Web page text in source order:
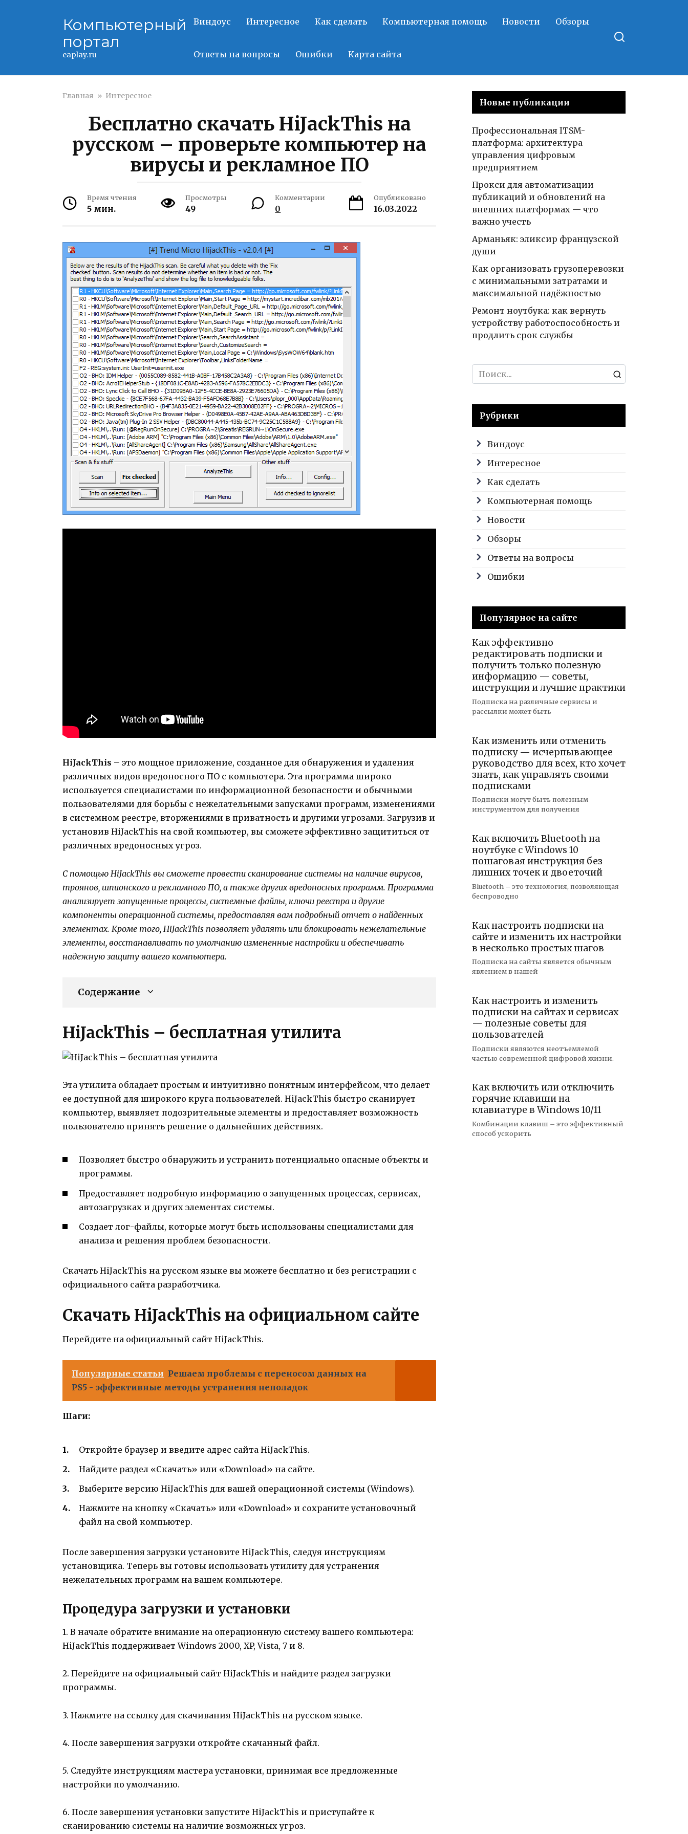
Компьютерный
портал
eaplay.ru
Виндоус Интересное Как сделать Компьютерная помощь Новости Обзоры
Ответы на вопросы Ошибки Карта сайта
Главная » Интересное
Бесплатно скачать HiJackThis на
русском – проверьте компьютер на
вирусы и рекламное ПО
Время чтения
5 мин.
Просмотры
49
Комментарии
0
Опубликовано
16.03.2022
HiJackThis – это мощное приложение, созданное для обнаружения и удаления
различных видов вредоносного ПО с компьютера. Эта программа широко
используется специалистами по информационной безопасности и обычными
пользователями для борьбы с нежелательными запусками программ, изменениями
в системном реестре, вторжениями в приватность и другими угрозами. Загрузив и
установив HiJackThis на свой компьютер, вы сможете эффективно защититься от
различных вредоносных угроз.
С помощью HiJackThis вы сможете провести сканирование системы на наличие вирусов,
троянов, шпионского и рекламного ПО, а также других вредоносных программ. Программа
анализирует запущенные процессы, системные файлы, ключи реестра и другие
компоненты операционной системы, предоставляя вам подробный отчет о найденных
элементах. Кроме того, HiJackThis позволяет удалять или блокировать нежелательные
элементы, восстанавливать по умолчанию измененные настройки и обеспечивать
надежную защиту вашего компьютера.
Содержание
HiJackThis – бесплатная утилита
Эта утилита обладает простым и интуитивно понятным интерфейсом, что делает
ее доступной для широкого круга пользователей. HiJackThis быстро сканирует
компьютер, выявляет подозрительные элементы и предоставляет возможность
пользователю принять решение о дальнейших действиях.
Позволяет быстро обнаружить и устранить потенциально опасные объекты и
программы.
Предоставляет подробную информацию о запущенных процессах, сервисах,
автозагрузках и других элементах системы.
Создает лог-файлы, которые могут быть использованы специалистами для
анализа и решения проблем безопасности.
Скачать HiJackThis на русском языке вы можете бесплатно и без регистрации с
официального сайта разработчика.
Скачать HiJackThis на официальном сайте
Перейдите на официальный сайт HiJackThis.
Популярные статьи Решаем проблемы с переносом данных на
PS5 - эффективные методы устранения неполадок
Шаги:
Откройте браузер и введите адрес сайта HiJackThis.
Найдите раздел «Скачать» или «Download» на сайте.
Выберите версию HiJackThis для вашей операционной системы (Windows).
Нажмите на кнопку «Скачать» или «Download» и сохраните установочный
файл на свой компьютер.
После завершения загрузки установите HiJackThis, следуя инструкциям
установщика. Теперь вы готовы использовать утилиту для устранения
нежелательных программ на вашем компьютере.
Процедура загрузки и установки
1. В начале обратите внимание на операционную систему вашего компьютера:
HiJackThis поддерживает Windows 2000, XP, Vista, 7 и 8.
2. Перейдите на официальный сайт HiJackThis и найдите раздел загрузки
программы.
3. Нажмите на ссылку для скачивания HiJackThis на русском языке.
4. После завершения загрузки откройте скачанный файл.
5. Следуйте инструкциям мастера установки, принимая все предложенные
настройки по умолчанию.
6. После завершения установки запустите HiJackThis и приступайте к
сканированию системы на наличие возможных угроз.
Новые публикации
Профессиональная ITSM-
платформа: архитектура
управления цифровым
предприятием
Прокси для автоматизации
публикаций и обновлений на
внешних платформах — что
важно учесть
Арманьяк: эликсир французской
души
Как организовать грузоперевозки
с минимальными затратами и
максимальной надёжностью
Ремонт ноутбука: как вернуть
устройству работоспособность и
продлить срок службы
Search
for:
Рубрики
Виндоус
Интересное
Как сделать
Компьютерная помощь
Новости
Обзоры
Ответы на вопросы
Ошибки
Популярное на сайте
Как эффективно
редактировать подписки и
получить только полезную
информацию — советы,
инструкции и лучшие практики
Подписка на различные сервисы и
рассылки может быть
Как изменить или отменить
подписку — исчерпывающее
руководство для всех, кто хочет
знать, как управлять своими
подписками
Подписки могут быть полезным
инструментом для получения
Как включить Bluetooth на
ноутбуке с Windows 10
пошаговая инструкция без
лишних точек и двоеточий
Bluetooth – это технология, позволяющая
беспроводно
Как настроить подписки на
сайте и изменить их настройки
в несколько простых шагов
Подписка на сайты является обычным
явлением в нашей
Как настроить и изменить
подписки на сайтах и сервисах
— полезные советы для
пользователей
Подписки являются неотъемлемой
частью современной цифровой жизни.
Как включить или отключить
горячие клавиши на
клавиатуре в Windows 10/11
Комбинации клавиш – это эффективный
способ ускорить